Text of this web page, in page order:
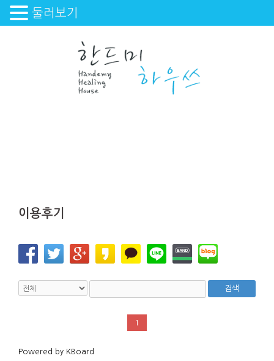
이용후기
검색
1
Powered by KBoard
둘러보기